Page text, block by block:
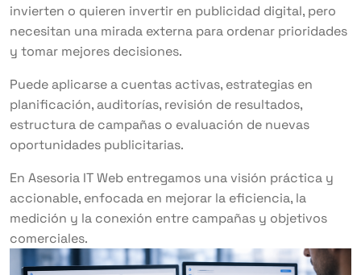
invierten o quieren invertir en publicidad digital, pero
necesitan una mirada externa para ordenar prioridades
y tomar mejores decisiones.
Puede aplicarse a cuentas activas, estrategias en
planificación, auditorías, revisión de resultados,
estructura de campañas o evaluación de nuevas
oportunidades publicitarias.
En Asesoria IT Web entregamos una visión práctica y
accionable, enfocada en mejorar la eficiencia, la
medición y la conexión entre campañas y objetivos
comerciales.